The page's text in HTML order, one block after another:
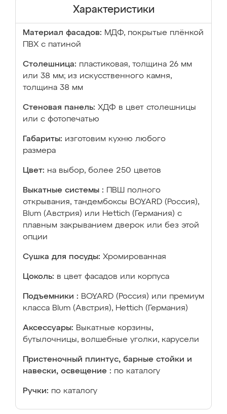
Характеристики
Материал фасадов: МДФ, покрытые плёнкой
ПВХ с патиной
Столешница: пластиковая, толщина 26 мм
или 38 мм; из искусственного камня,
толщина 38 мм
Стеновая панель: ХДФ в цвет столешницы
или с фотопечатью
Габариты: изготовим кухню любого
размера
Цвет: на выбор, более 250 цветов
Выкатные системы :
ПВШ полного
открывания, тандембоксы BOYARD (Россия),
Blum (Австрия) или Hettich (Германия) с
плавным закрыванием дверок или без этой
опции
Сушка для посуды: Хромированная
Цоколь: в цвет фасадов или корпуса
Подъемники : BOYARD (Россия) или премиум
класса Blum (Австрия), Hettich (Германия)
Аксессуары: Выкатные корзины,
бутылочницы, волшебные уголки, карусели
Пристеночный плинтус, барные стойки и
навески, освещение : по каталогу
Ручки: по каталогу